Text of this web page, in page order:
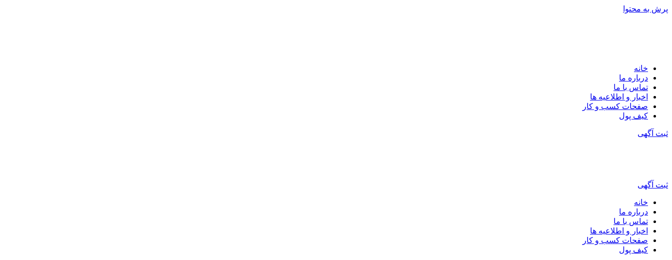
پرش به محتوا
خانه
درباره ما
تماس با ما
اخبار و اطلاعیه ها
صفحات کسب و کار
کیف پول
ثبت آگهی
ثبت آگهی
خانه
درباره ما
تماس با ما
اخبار و اطلاعیه ها
صفحات کسب و کار
کیف پول